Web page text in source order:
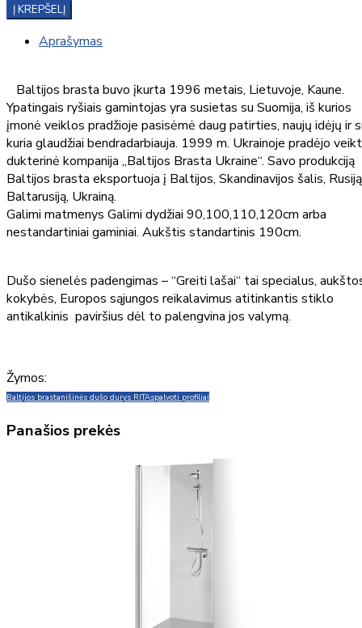
Į KREPŠELĮ
Aprašymas
Baltijos brasta buvo įkurta 1996 metais, Lietuvoje, Kaune.
Ypatingais ryšiais gamintojas yra susietas su Suomija, iš kurios
įmonė veiklos pradžioje pasisėmė daug patirties, naujų idėjų ir
kuria glaudžiai bendradarbiauja. 1999 m. Ukrainoje pradėjo
dukterinė kompanija „Baltijos Brasta Ukraine“. Savo produkciją
Baltijos brasta eksportuoja į Baltijos, Skandinavijos šalis,
Baltarusiją, Ukrainą.
Galimi matmenys Galimi dydžiai 90,100,110,120cm arba
nestandartiniai gaminiai. Aukštis standartinis 190cm.
Dušo sienelės padengimas – “Greiti lašai“ tai specialus,
kokybės, Europos sąjungos reikalavimus atitinkantis stiklo
antikalkinis paviršius dėl to palengvina jos valymą.
Žymos:
Baltijos brastanišinės dušo durys RITAspalvoti profiliai
Panašios prekės